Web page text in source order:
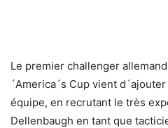
Le premier challenger
´America´s Cup vient
équipe, en recrutant le très
Dellenbaugh en tant que